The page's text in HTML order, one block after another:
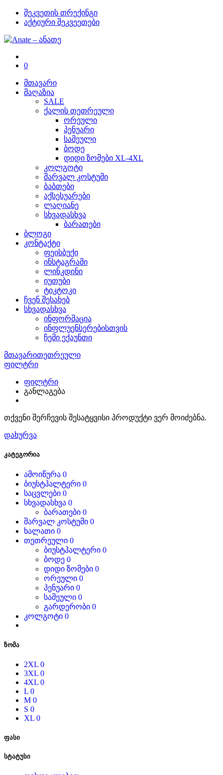
შეკვეთის თრექინგი
აქტიური შეკვეეთები
0
მთავარი
მაღაზია
SALE
ქალის თეთრეული
ორეული
პენუარი
სამეული
ბოდე
დიდი ზომები XL-4XL
კოლგოტი
შარვალ კოსტუმი
ბაბთები
აქსესუარები
ლაღიანე
სხვადასხვა
ბარათები
ბლოგი
კონტაქტი
ფეისბუქი
ინსტაგრამი
ლინკდინი
იუთუბი
ტიკტოკი
ჩვენ შესახებ
სხვადასხვა
ინფორმაცია
ინფლუენსერებისთვის
ჩემი ექაუნთი
მთავარითეთრეული
ფილტრი
ფილტრი
განლაგება
თქვენი შერჩევის შესატყვისი პროდუქტი ვერ მოიძებნა.
დახურვა
კატეგორია
ამოიწურა 0
ბიუსტჰალტერი 0
საცვლები 0
სხვადასხვა 0
ბარათები 0
შარვალ კოსტუმი 0
ხალათი 0
თეთრეული 0
ბიუსტჰალტერი 0
ბოდე 0
დიდი ზომები 0
ორეული 0
პენუარი 0
სამეული 0
გარდერობი 0
კოლგოტი 0
ზომა
2XL 0
3XL 0
4XL 0
L 0
M 0
S 0
XL 0
ფასი
სტატუსი